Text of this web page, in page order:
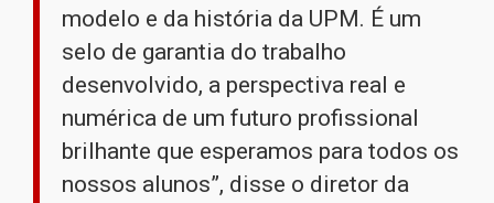
modelo e da história da UPM. É um
selo de garantia do trabalho
desenvolvido, a perspectiva real e
numérica de um futuro profissional
brilhante que esperamos para todos os
nossos alunos”, disse o diretor da